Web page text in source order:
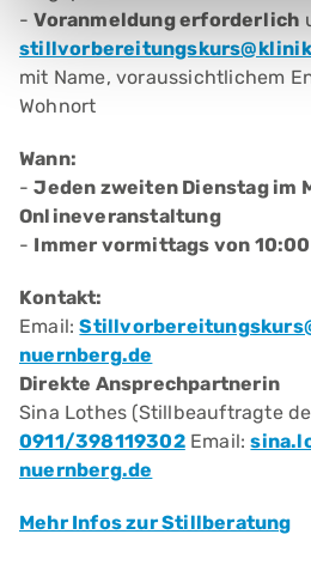
-Voranmeldung erforderlich
mit Name, voraussichtlichem
Wohnort
Wann:
-Jeden zweiten Dienstag im
Onlineveranstaltung
- Immer vormittags von
Kontakt:
Email:
nuernberg.de
Direkte Ansprechpartnerin
Sina Lothes (Stillbeauftragte
0911/398119302Email:
nuernberg.de
Mehr Infos zur Stillberatung